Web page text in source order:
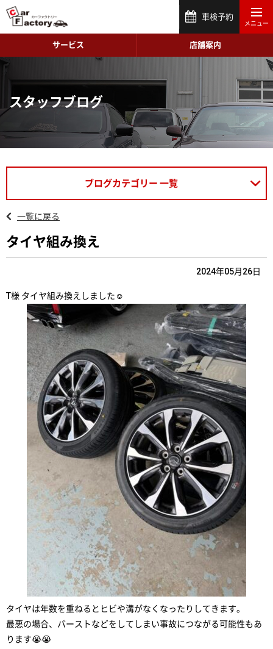
車検予約
サービス 店舗案内
スタッフブログ
ブログカテゴリー 一覧
一覧に戻る
タイヤ組み換え
2024年05月26日
T様 タイヤ組み換えしました☺️
タイヤは年数を重ねるとヒビや溝がなくなったりしてきます。
最悪の場合、バーストなどをしてしまい事故につながる可能性もあ
ります😭😭